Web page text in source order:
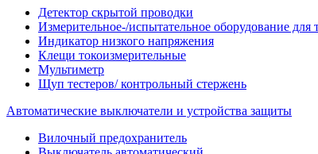
Детектор скрытой проводки
Измерительное-/испытательное оборудование
Индикатор низкого напряжения
Клещи токоизмерительные
Мультиметр
Щуп тестеров/ контрольный стержень
Автоматические выключатели и устройства защиты
Вилочный предохранитель